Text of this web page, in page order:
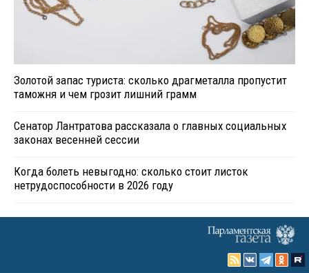
Золотой запас туриста: сколько драгметалла пропустит
таможня и чем грозит лишний грамм
Сенатор Лантратова рассказала о главных социальных
законах весенней сессии
Когда болеть невыгодно: сколько стоит листок
нетрудоспособности в 2026 году